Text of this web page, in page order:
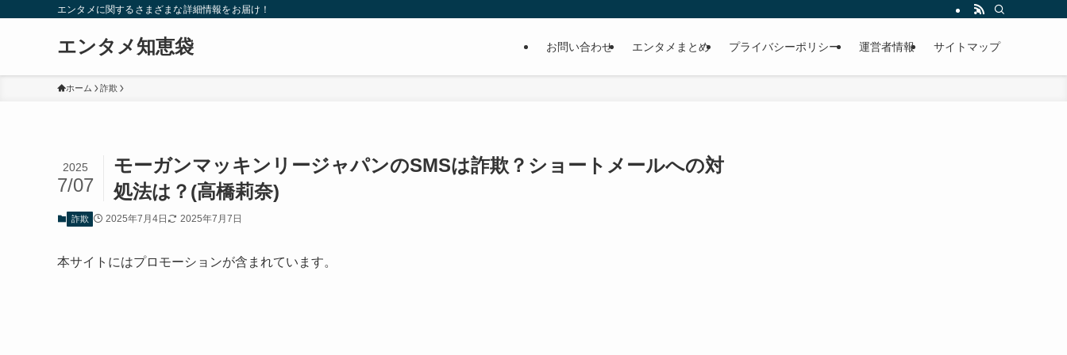
エンタメに関するさまざまな詳細情報をお届け！
エンタメ知恵袋 お問い合わせ エンタメまとめ プライバシーポリシー 運営者情報 サイトマップ
ホーム 詐欺
モーガンマッキンリージャパンのSMSは詐欺？ショートメールへの対
処法は？(高橋莉奈)
2025
7/07
詐欺 2025年7月4日 2025年7月7日
本サイトにはプロモーションが含まれています。